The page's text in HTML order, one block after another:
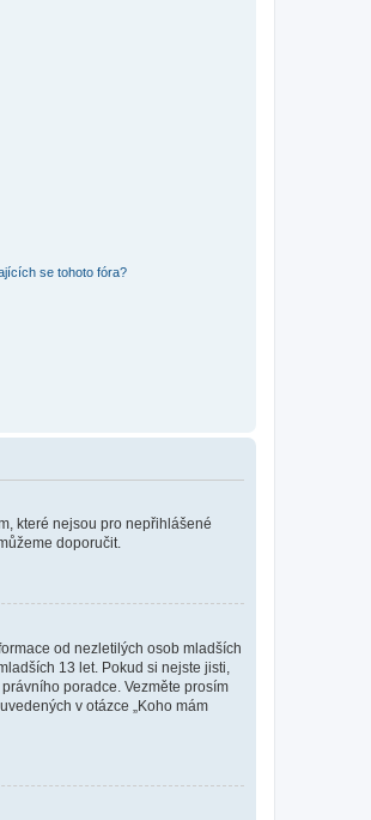
se tohoto fóra?
které nejsou pro nepřihlášené
doporučit.
od nezletilých osob mladších
13 let. Pokud si nejste jisti,
poradce. Vezměte prosím
v otázce „Koho mám